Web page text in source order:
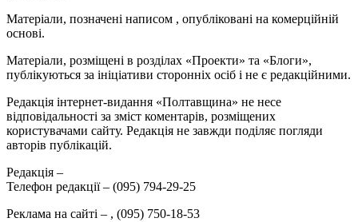
Матеріали, позначені написом , опубліковані на комерційній
основі.
Матеріали, розміщені в розділах «Проекти» та «Блоги»,
публікуються за ініціативи сторонніх осіб і не є редакційними.
Редакція інтернет-видання «Полтавщина» не несе
відповідальності за зміст коментарів, розміщених
користувачами сайту. Редакція не завжди поділяє погляди
авторів публікацій.
Редакція –
Телефон редакції – (095) 794-29-25
Реклама на сайті – , (095) 750-18-53